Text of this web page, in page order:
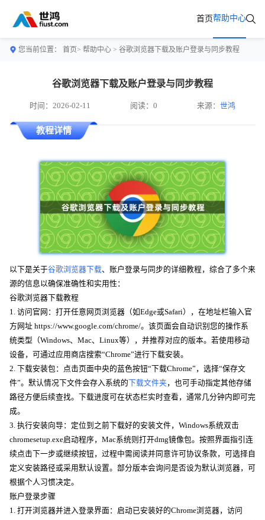
首页帮助中心
您当前位置： 首页> 帮助中心 > 谷歌浏览器下载及账户登录与同步教程
谷歌浏览器下载及账户登录与同步教程
时间：2026-02-11 阅读：0 来源：世鸿
教程详情
以下是关于谷歌浏览器下载、账户登录与同步的详细教程，综合了多个来
源的信息以确保准确性和实用性：
谷歌浏览器下载教程
1. 访问官网：打开任意网页浏览器（如Edge或Safari），在地址栏输入官
方网址 https://www.google.com/chrome/。该页面会自动识别您的操作系
统类型（Windows、Mac、Linux等），并推荐对应的版本。若使用移动
设备，可通过应用商店搜索“Chrome”进行下载安装。
2. 下载安装包：点击页面中央的蓝色按钮“下载Chrome”，选择“保存文
件”。默认情况下文件会存入系统的 下载文件夹 ，也可手动指定其他存储
路径方便后续查找。下载进度可在状态栏实时查看，通常几分钟内即可完
成。
3. 执行安装向导：定位到之前下载好的安装文件，Windows系统双击
chromesetup.exe启动程序，Mac系统则打开dmg镜像包。按照界面指引连
续点击下一步或继续按钮，过程中需阅读并同意许可协议条款，可选择自
定义安装路径或采用默认设置。部分版本会询问是否设为默认浏览器，可
根据个人习惯决定。
账户登录步骤
1. 打开浏览器并进入登录界面：启动已安装好的Chrome浏览器，访问